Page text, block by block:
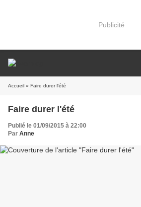
Publicité
Accueil » Faire durer l'été
Faire durer l'été
Publié le 01/09/2015 à 22:00
Par Anne